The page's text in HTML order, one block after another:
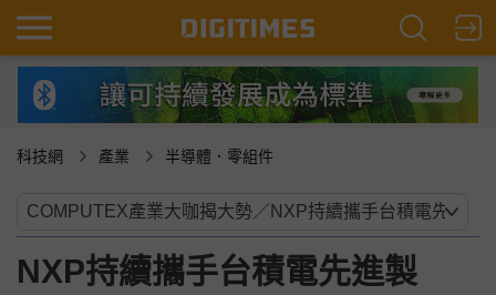
科技網 產業 半導體．零組件
NXP持續攜手台積電先進製